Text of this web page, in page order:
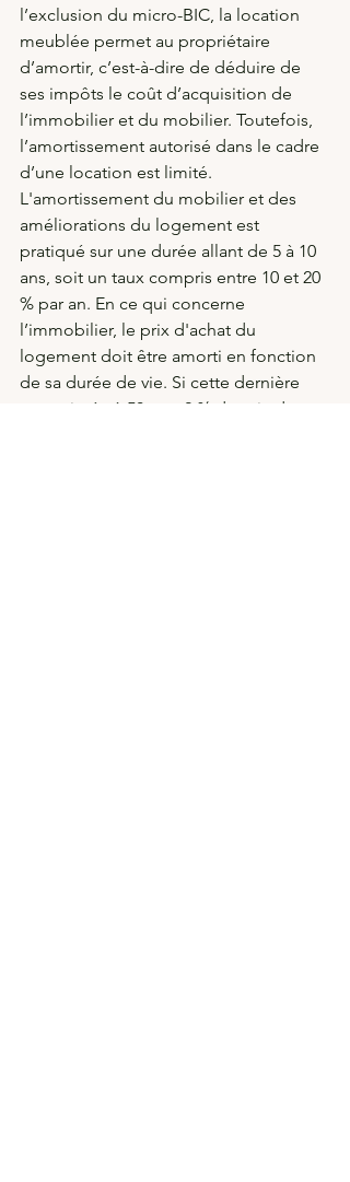
l’exclusion du micro-BIC, la location
meublée permet au propriétaire
d’amortir, c’est-à-dire de déduire de
ses impôts le coût d’acquisition de
l’immobilier et du mobilier. Toutefois,
l’amortissement autorisé dans le cadre
d’une location est limité.
L'amortissement du mobilier et des
améliorations du logement est
pratiqué sur une durée allant de 5 à 10
ans, soit un taux compris entre 10 et 20
% par an. En ce qui concerne
l’immobilier, le prix d'achat du
logement doit être amorti en fonction
de sa durée de vie. Si cette dernière
est estimée à 50 ans, 2 % du prix du